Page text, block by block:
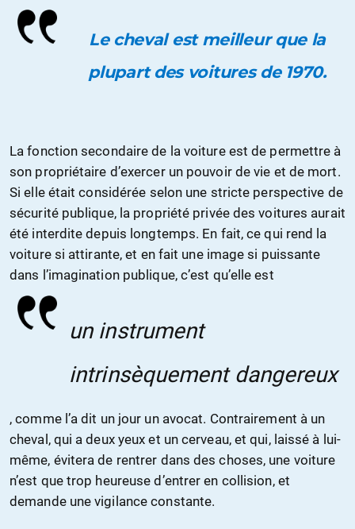
Le cheval est meilleur que la
plupart des voitures de 1970.
La fonction secondaire de la voiture est de permettre à
son propriétaire d’exercer un pouvoir de vie et de mort.
Si elle était considérée selon une stricte perspective de
sécurité publique, la propriété privée des voitures aurait
été interdite depuis longtemps. En fait, ce qui rend la
voiture si attirante, et en fait une image si puissante
dans l’imagination publique, c’est qu’elle est
un instrument
intrinsèquement dangereux
, comme l’a dit un jour un avocat. Contrairement à un
cheval, qui a deux yeux et un cerveau, et qui, laissé à lui-
même, évitera de rentrer dans des choses, une voiture
n’est que trop heureuse d’entrer en collision, et
demande une vigilance constante.